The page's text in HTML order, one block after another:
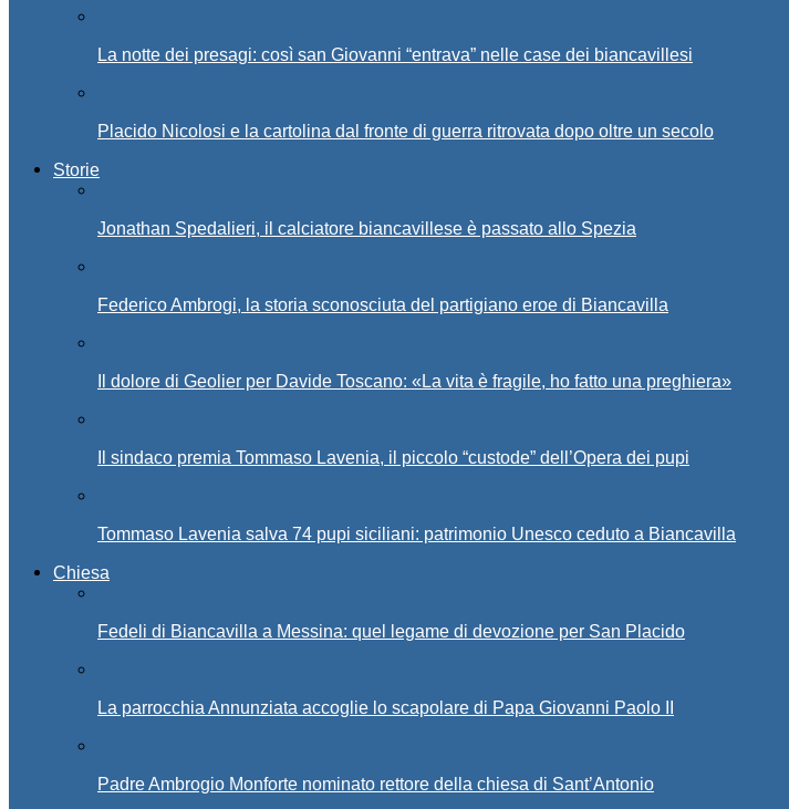
La notte dei presagi: così san Giovanni “entrava” nelle case dei biancavillesi
Placido Nicolosi e la cartolina dal fronte di guerra ritrovata dopo oltre un secolo
Storie
Jonathan Spedalieri, il calciatore biancavillese è passato allo Spezia
Federico Ambrogi, la storia sconosciuta del partigiano eroe di Biancavilla
Il dolore di Geolier per Davide Toscano: «La vita è fragile, ho fatto una preghiera»
Il sindaco premia Tommaso Lavenia, il piccolo “custode” dell’Opera dei pupi
Tommaso Lavenia salva 74 pupi siciliani: patrimonio Unesco ceduto a Biancavilla
Chiesa
Fedeli di Biancavilla a Messina: quel legame di devozione per San Placido
La parrocchia Annunziata accoglie lo scapolare di Papa Giovanni Paolo II
Padre Ambrogio Monforte nominato rettore della chiesa di Sant’Antonio